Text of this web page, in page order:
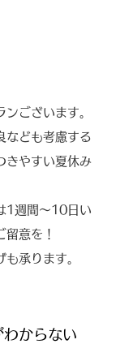
ございます。
なども考慮する
きやすい夏休み
1週間～10日い
留意を！
承ります。
わからない